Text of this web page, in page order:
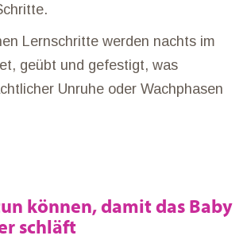
Lernschritte werden nachts im
geübt und gefestigt, was
Unruhe oder Wachphasen
können, damit das Baby
schläft